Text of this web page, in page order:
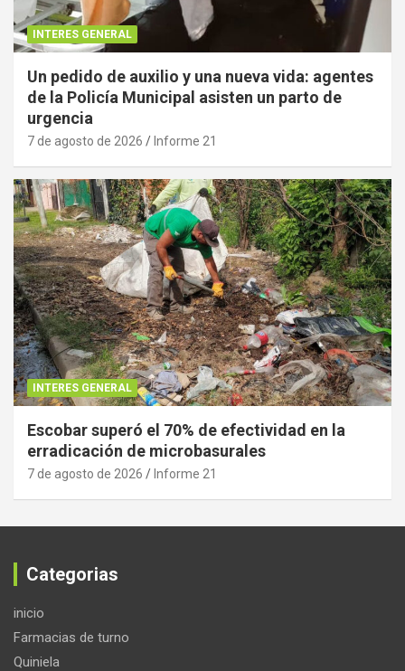
INTERES GENERAL
Un pedido de auxilio y una nueva vida: agentes
de la Policía Municipal asisten un parto de
urgencia
7 de agosto de 2026 Informe 21
INTERES GENERAL
Escobar superó el 70% de efectividad en la
erradicación de microbasurales
7 de agosto de 2026 Informe 21
Categorias
inicio
Farmacias de turno
Quiniela